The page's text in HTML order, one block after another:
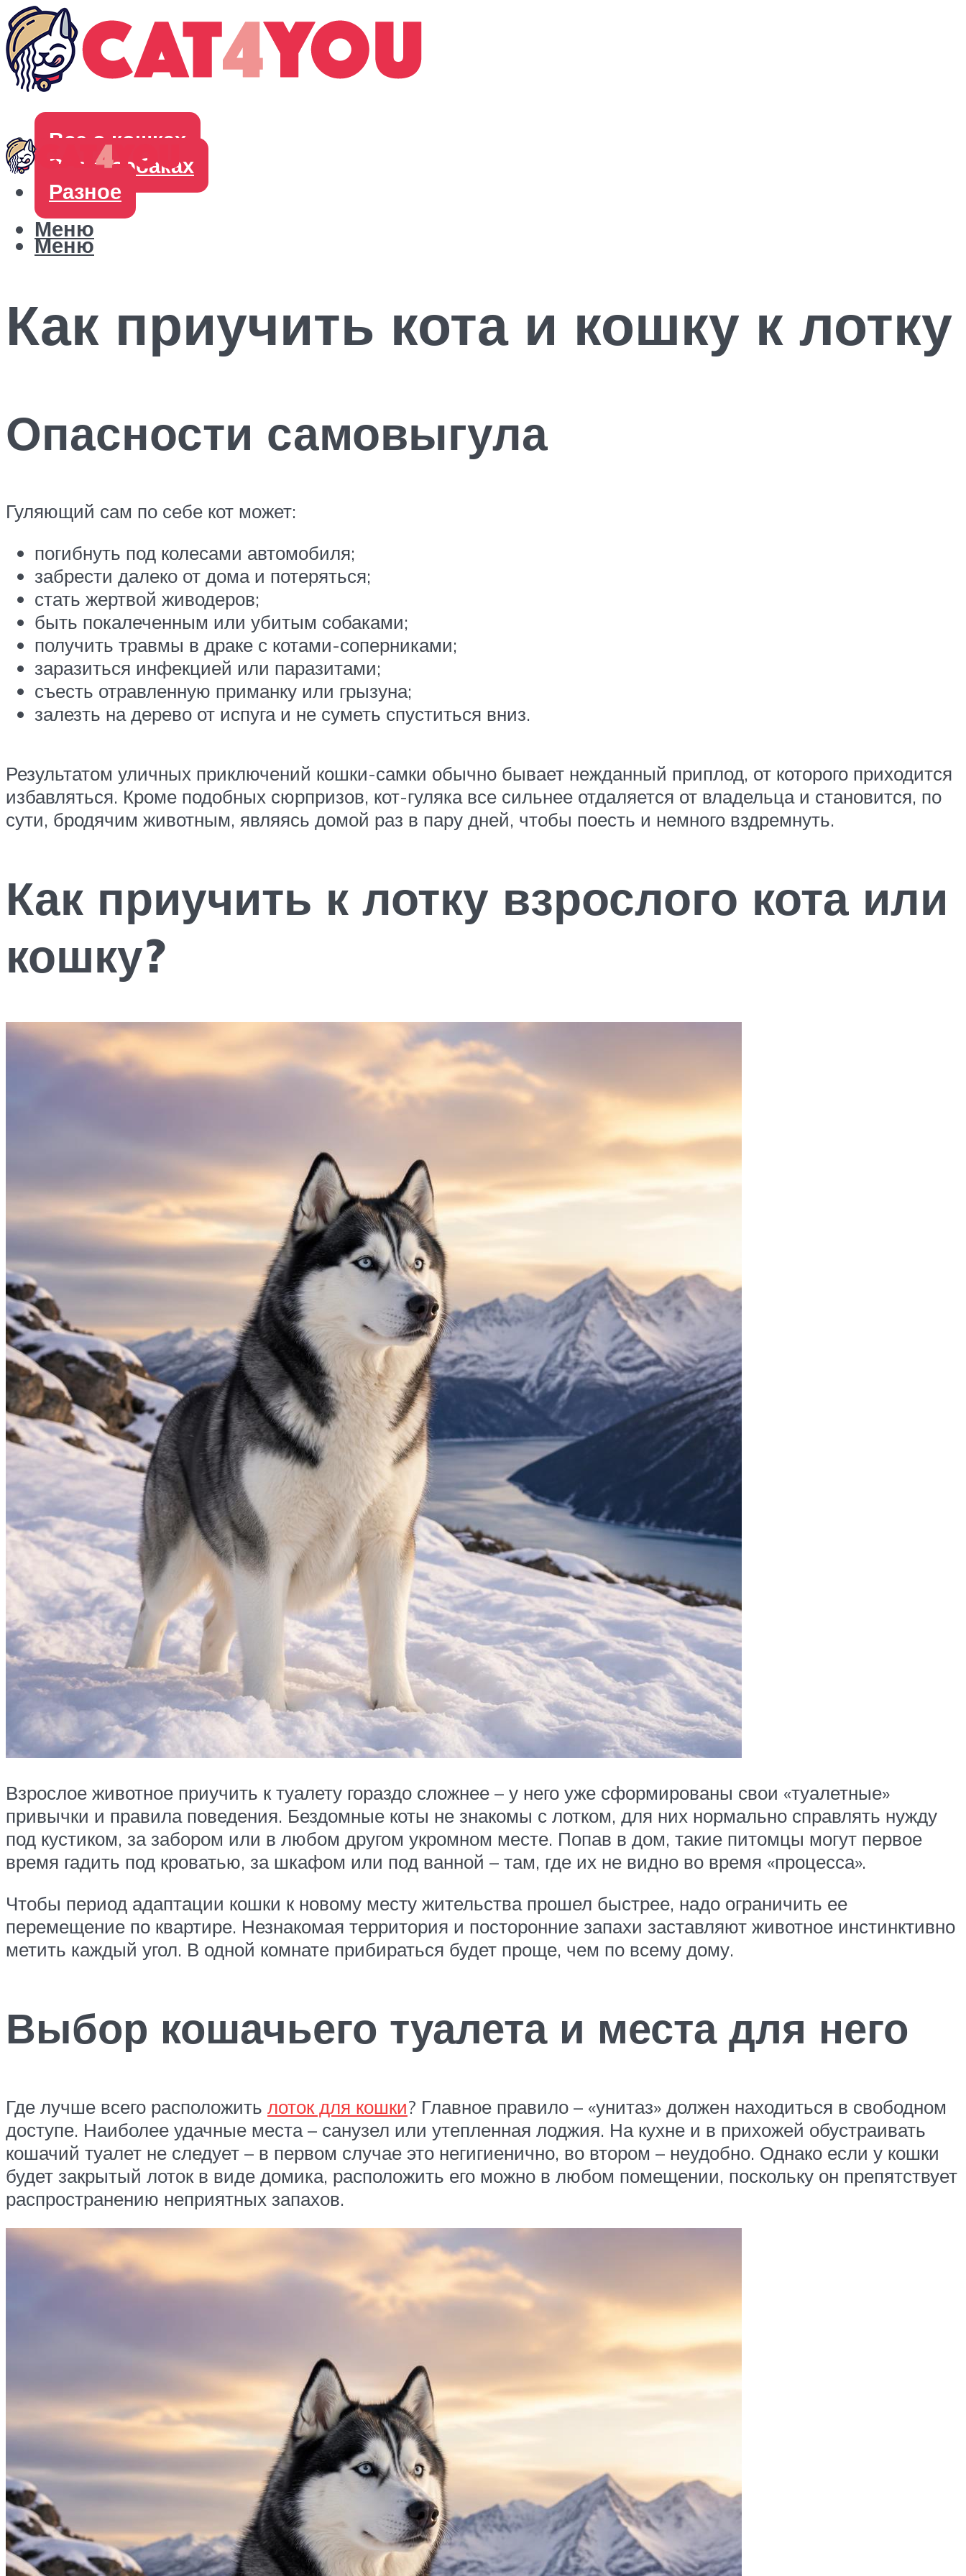
Все о кошках
Все о собаках
Разное
Меню
Меню
Как приучить кота и кошку к лотку
Опасности самовыгула
Гуляющий сам по себе кот может:
погибнуть под колесами автомобиля;
забрести далеко от дома и потеряться;
стать жертвой живодеров;
быть покалеченным или убитым собаками;
получить травмы в драке с котами-соперниками;
заразиться инфекцией или паразитами;
съесть отравленную приманку или грызуна;
залезть на дерево от испуга и не суметь спуститься вниз.
Результатом уличных приключений кошки-самки обычно бывает нежданный приплод, от которого приходится
избавляться. Кроме подобных сюрпризов, кот-гуляка все сильнее отдаляется от владельца и становится, по
сути, бродячим животным, являясь домой раз в пару дней, чтобы поесть и немного вздремнуть.
Как приучить к лотку взрослого кота или
кошку?
Взрослое животное приучить к туалету гораздо сложнее – у него уже сформированы свои «туалетные»
привычки и правила поведения. Бездомные коты не знакомы с лотком, для них нормально справлять нужду
под кустиком, за забором или в любом другом укромном месте. Попав в дом, такие питомцы могут первое
время гадить под кроватью, за шкафом или под ванной – там, где их не видно во время «процесса».
Чтобы период адаптации кошки к новому месту жительства прошел быстрее, надо ограничить ее
перемещение по квартире. Незнакомая территория и посторонние запахи заставляют животное инстинктивно
метить каждый угол. В одной комнате прибираться будет проще, чем по всему дому.
Выбор кошачьего туалета и места для него
Где лучше всего расположить лоток для кошки? Главное правило – «унитаз» должен находиться в свободном
доступе. Наиболее удачные места – санузел или утепленная лоджия. На кухне и в прихожей обустраивать
кошачий туалет не следует – в первом случае это негигиенично, во втором – неудобно. Однако если у кошки
будет закрытый лоток в виде домика, расположить его можно в любом помещении, поскольку он препятствует
распространению неприятных запахов.